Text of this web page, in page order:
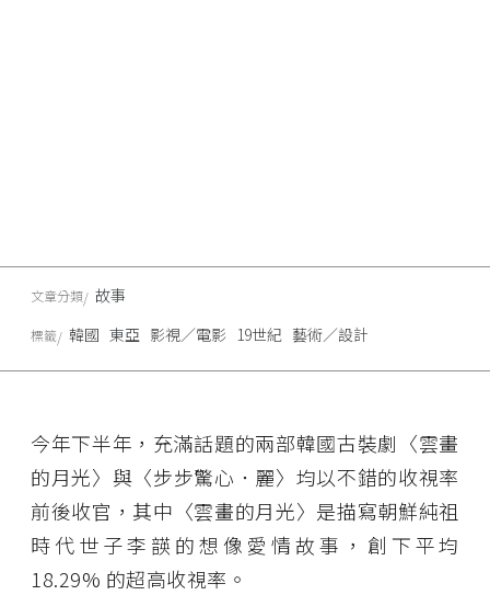
今年下半年，充滿話題的兩部韓國古裝劇〈雲畫
的月光〉與〈步步驚心．麗〉均以不錯的收視率
前後收官，其中〈雲畫的月光〉是描寫朝鮮純祖
時代世子李韺的想像愛情故事，創下平均
18.29% 的超高收視率。
文章分類 故事
標籤 韓國 東亞 影視／電影 19世紀 藝術／設計